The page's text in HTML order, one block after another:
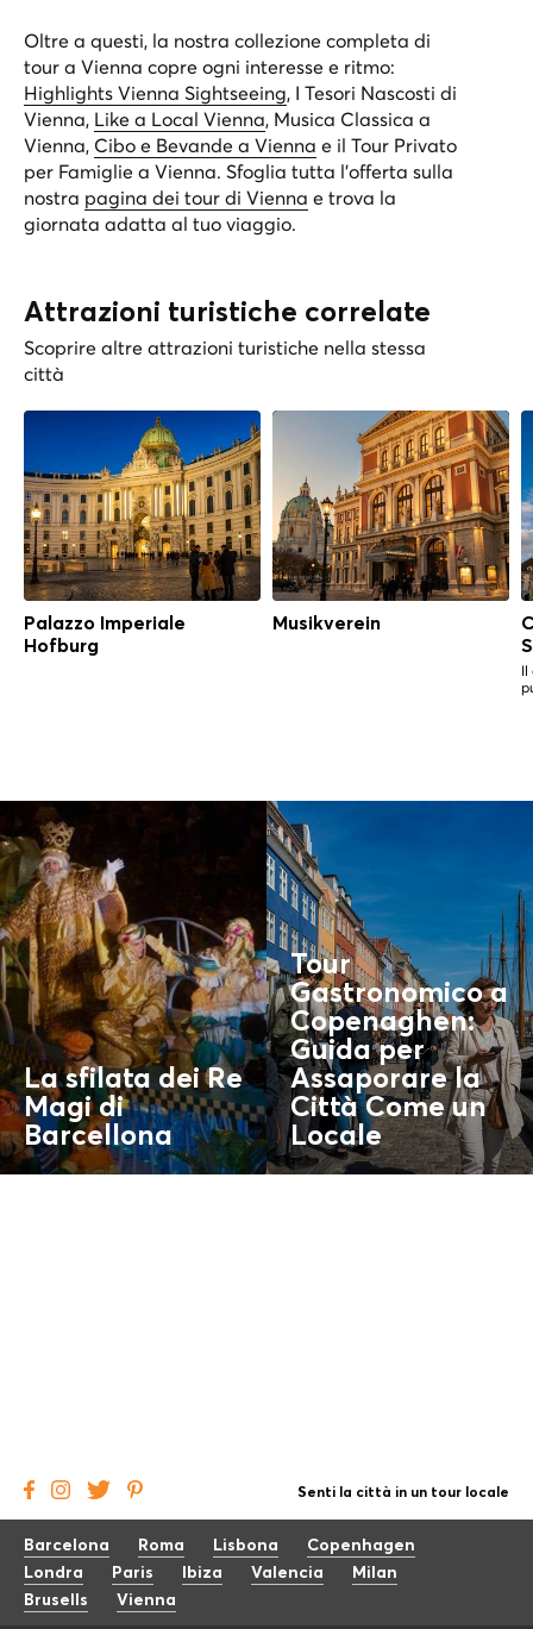
Oltre a questi, la nostra collezione completa di
tour a Vienna copre ogni interesse e ritmo:
Highlights Vienna Sightseeing, I Tesori Nascosti di
Vienna, Like a Local Vienna, Musica Classica a
Vienna, Cibo e Bevande a Vienna e il Tour Privato
per Famiglie a Vienna. Sfoglia tutta l’offerta sulla
nostra pagina dei tour di Vienna e trova la
giornata adatta al tuo viaggio.
Attrazioni turistiche correlate
Scoprire altre attrazioni turistiche nella stessa
città
Palazzo Imperiale
Hofburg
Musikverein
Il
La sfilata dei Re
Magi di
Barcellona
Tour
Gastronomico a
Copenaghen:
Guida per
Assaporare la
Città Come un
Locale
Senti la città in un tour locale
Barcelona Roma Lisbona
Copenhagen
Londra
Paris Ibiza Valencia
Milan
Brusells
Vienna